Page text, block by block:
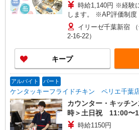
時給1,140円 ※経験によりスタート時給は変動
します。 ※AP評価制
り時給を見直します。
志）：あり 年2回。勤
イリーゼ千葉新宿
2-16-22）
キープ
アルバイト パート
ケンタッキーフライドチキン ペリエ千葉
カウンター・キッチ
時＞土日祝 11:00〜
時給1150円